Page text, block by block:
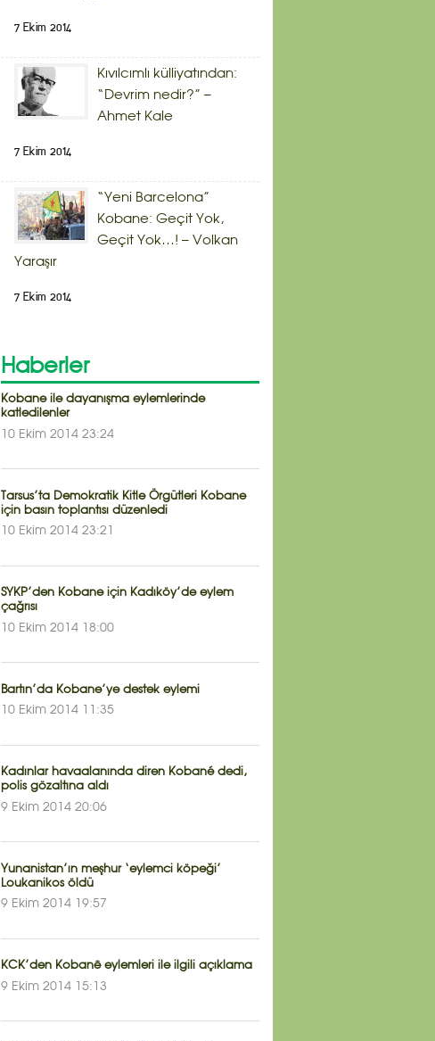
7 Ekim 2014
Kıvılcımlı külliyatından:
“Devrim nedir?” –
Ahmet Kale
7 Ekim 2014
“Yeni Barcelona”
Kobane: Geçit Yok,
Geçit Yok…! – Volkan
Yaraşır
7 Ekim 2014
Haberler
Kobane ile dayanışma eylemlerinde
katledilenler
10 Ekim 2014 23:24
Tarsus’ta Demokratik Kitle Örgütleri Kobane
için basın toplantısı düzenledi
10 Ekim 2014 23:21
SYKP’den Kobane için Kadıköy’de eylem
çağrısı
10 Ekim 2014 18:00
Bartın’da Kobane’ye destek eylemi
10 Ekim 2014 11:35
Kadınlar havaalanında diren Kobané dedi,
polis gözaltına aldı
9 Ekim 2014 20:06
Yunanistan’ın meşhur ‘eylemci köpeği’
Loukanikos öldü
9 Ekim 2014 19:57
KCK’den Kobanê eylemleri ile ilgili açıklama
9 Ekim 2014 15:13